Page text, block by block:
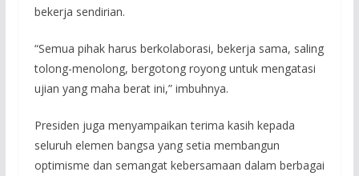
bekerja sendirian.
“Semua pihak harus berkolaborasi, bekerja sama, saling
tolong-menolong, bergotong royong untuk mengatasi
ujian yang maha berat ini,” imbuhnya.
Presiden juga menyampaikan terima kasih kepada
seluruh elemen bangsa yang setia membangun
optimisme dan semangat kebersamaan dalam berbagai